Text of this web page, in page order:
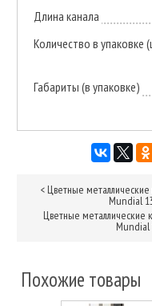
Длина канала
Количество в упаковке
Габариты (в упаковке)
< Цветные
Mundial
Цветные металлические
Mundial
Похожие товары